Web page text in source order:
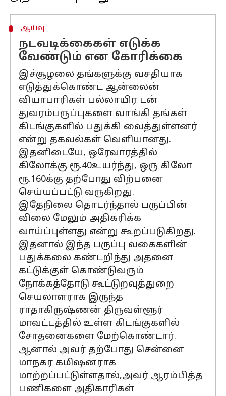
ஆய்வு
நடவடிக்கைகள் எடுக்க
வேண்டும் என கோரிக்கை
இச்சூழலை தங்களுக்கு வசதியாக
எடுத்துக்கொண்ட ஆன்லைன்
வியாபாரிகள் பல்லாயிர டன்
துவரம்பருப்புகளை வாங்கி தங்கள்
கிடங்குகளில் பதுக்கி வைத்துள்ளனர்
என்று தகவல்கள் வெளியானது.
இதனிடையே, ஒரேவாரத்தில்
கிலோக்கு ரூ.40உயர்ந்து, ஒரு கிலோ
ரூ.160க்கு தற்போது விற்பனை
செய்யப்பட்டு வருகிறது.
இதேநிலை தொடர்ந்தால் பருப்பின்
விலை மேலும் அதிகரிக்க
வாய்ப்புள்ளது என்று கூறப்படுகிறது.
இதனால் இந்த பருப்பு வகைகளின்
பதுக்கலை கண்டறிந்து அதனை
கட்டுக்குள் கொண்டுவரும்
நோக்கத்தோடு கூட்டுறவுத்துறை
செயலாளராக இருந்த
ராதாகிருஷ்ணன் திருவள்ளூர்
மாவட்டத்தில் உள்ள கிடங்குகளில்
சோதனைகளை மேற்கொண்டார்.
ஆனால் அவர் தற்போது சென்னை
மாநகர கமிஷனராக
மாற்றப்பட்டுள்ளதால்,அவர் ஆரம்பித்த
பணிகளை அதிகாரிகள்